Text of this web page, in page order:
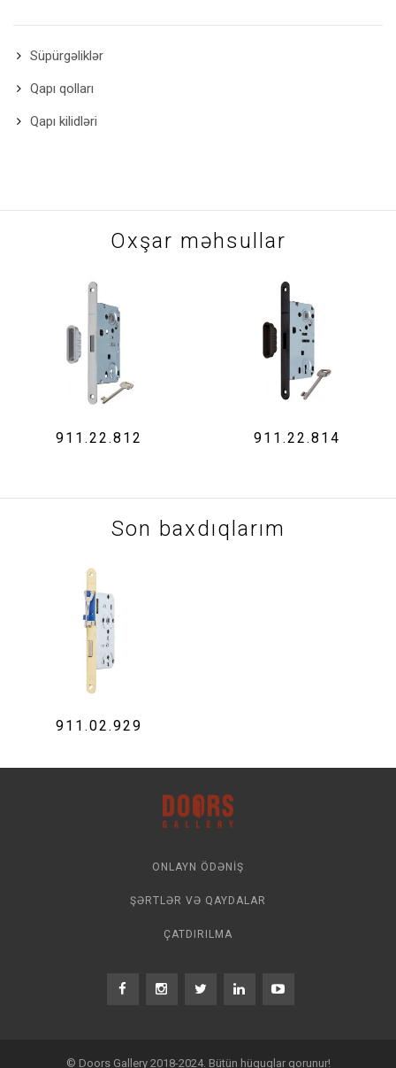
Süpürgəliklər
Qapı qolları
Qapı kilidləri
Oxşar məhsullar
911.22.812 911.22.814
Son baxdıqlarım
911.02.929
ONLAYN ÖDƏNIŞ
ŞƏRTLƏR VƏ QAYDALAR
ÇATDIRILMA
© Doors Gallery 2018-2024. Bütün hüquqlar qorunur!